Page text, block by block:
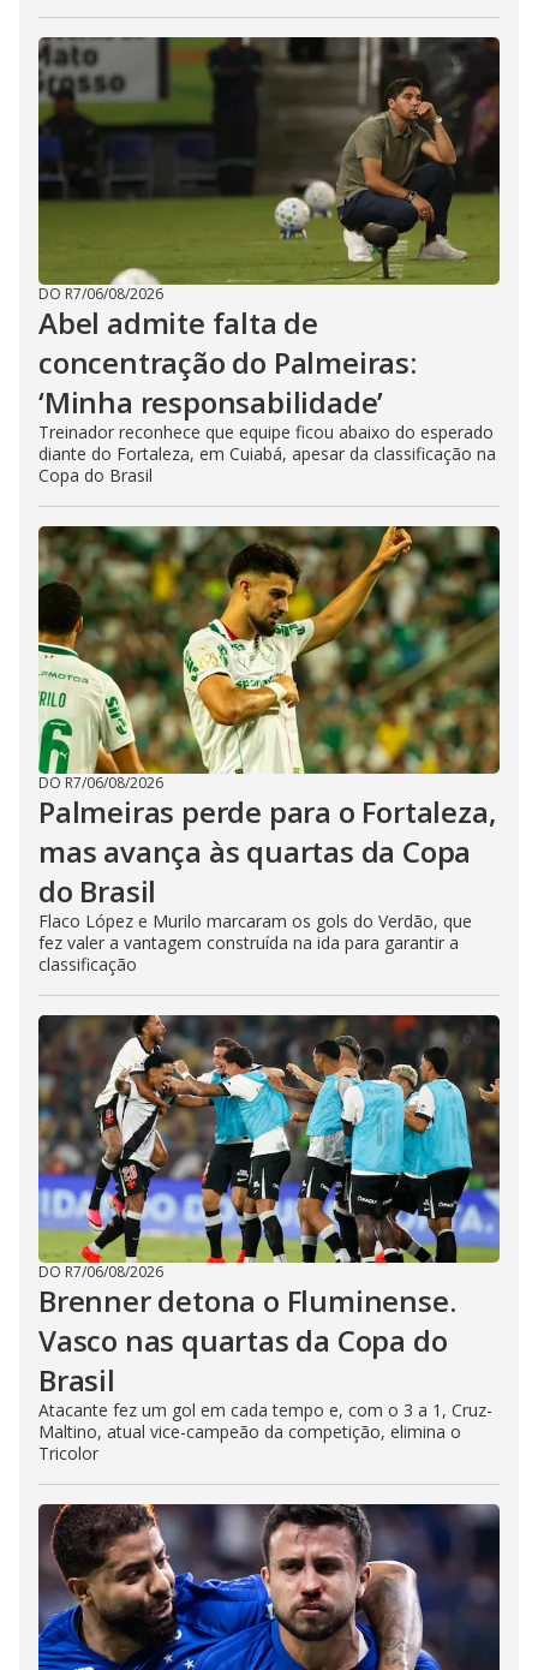
DO R7/06/08/2026
Abel admite falta de
concentração do Palmeiras:
‘Minha responsabilidade’
Treinador reconhece que equipe ficou abaixo do esperado
diante do Fortaleza, em Cuiabá, apesar da classificação na
Copa do Brasil
DO R7/06/08/2026
Palmeiras perde para o Fortaleza,
mas avança às quartas da Copa
do Brasil
Flaco López e Murilo marcaram os gols do Verdão, que
fez valer a vantagem construída na ida para garantir a
classificação
DO R7/06/08/2026
Brenner detona o Fluminense.
Vasco nas quartas da Copa do
Brasil
Atacante fez um gol em cada tempo e, com o 3 a 1, Cruz-
Maltino, atual vice-campeão da competição, elimina o
Tricolor